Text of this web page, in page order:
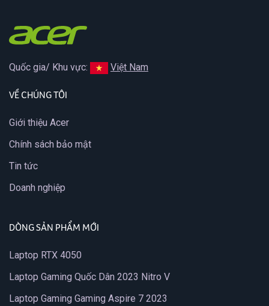
Quốc gia/ Khu vực: Việt Nam
VỀ CHÚNG TÔI
Giới thiệu Acer
Chính sách bảo mật
Tin tức
Doanh nghiệp
DÒNG SẢN PHẨM MỚI
Laptop RTX 4050
Laptop Gaming Quốc Dân 2023 Nitro V
Laptop Gaming Gaming Aspire 7 2023